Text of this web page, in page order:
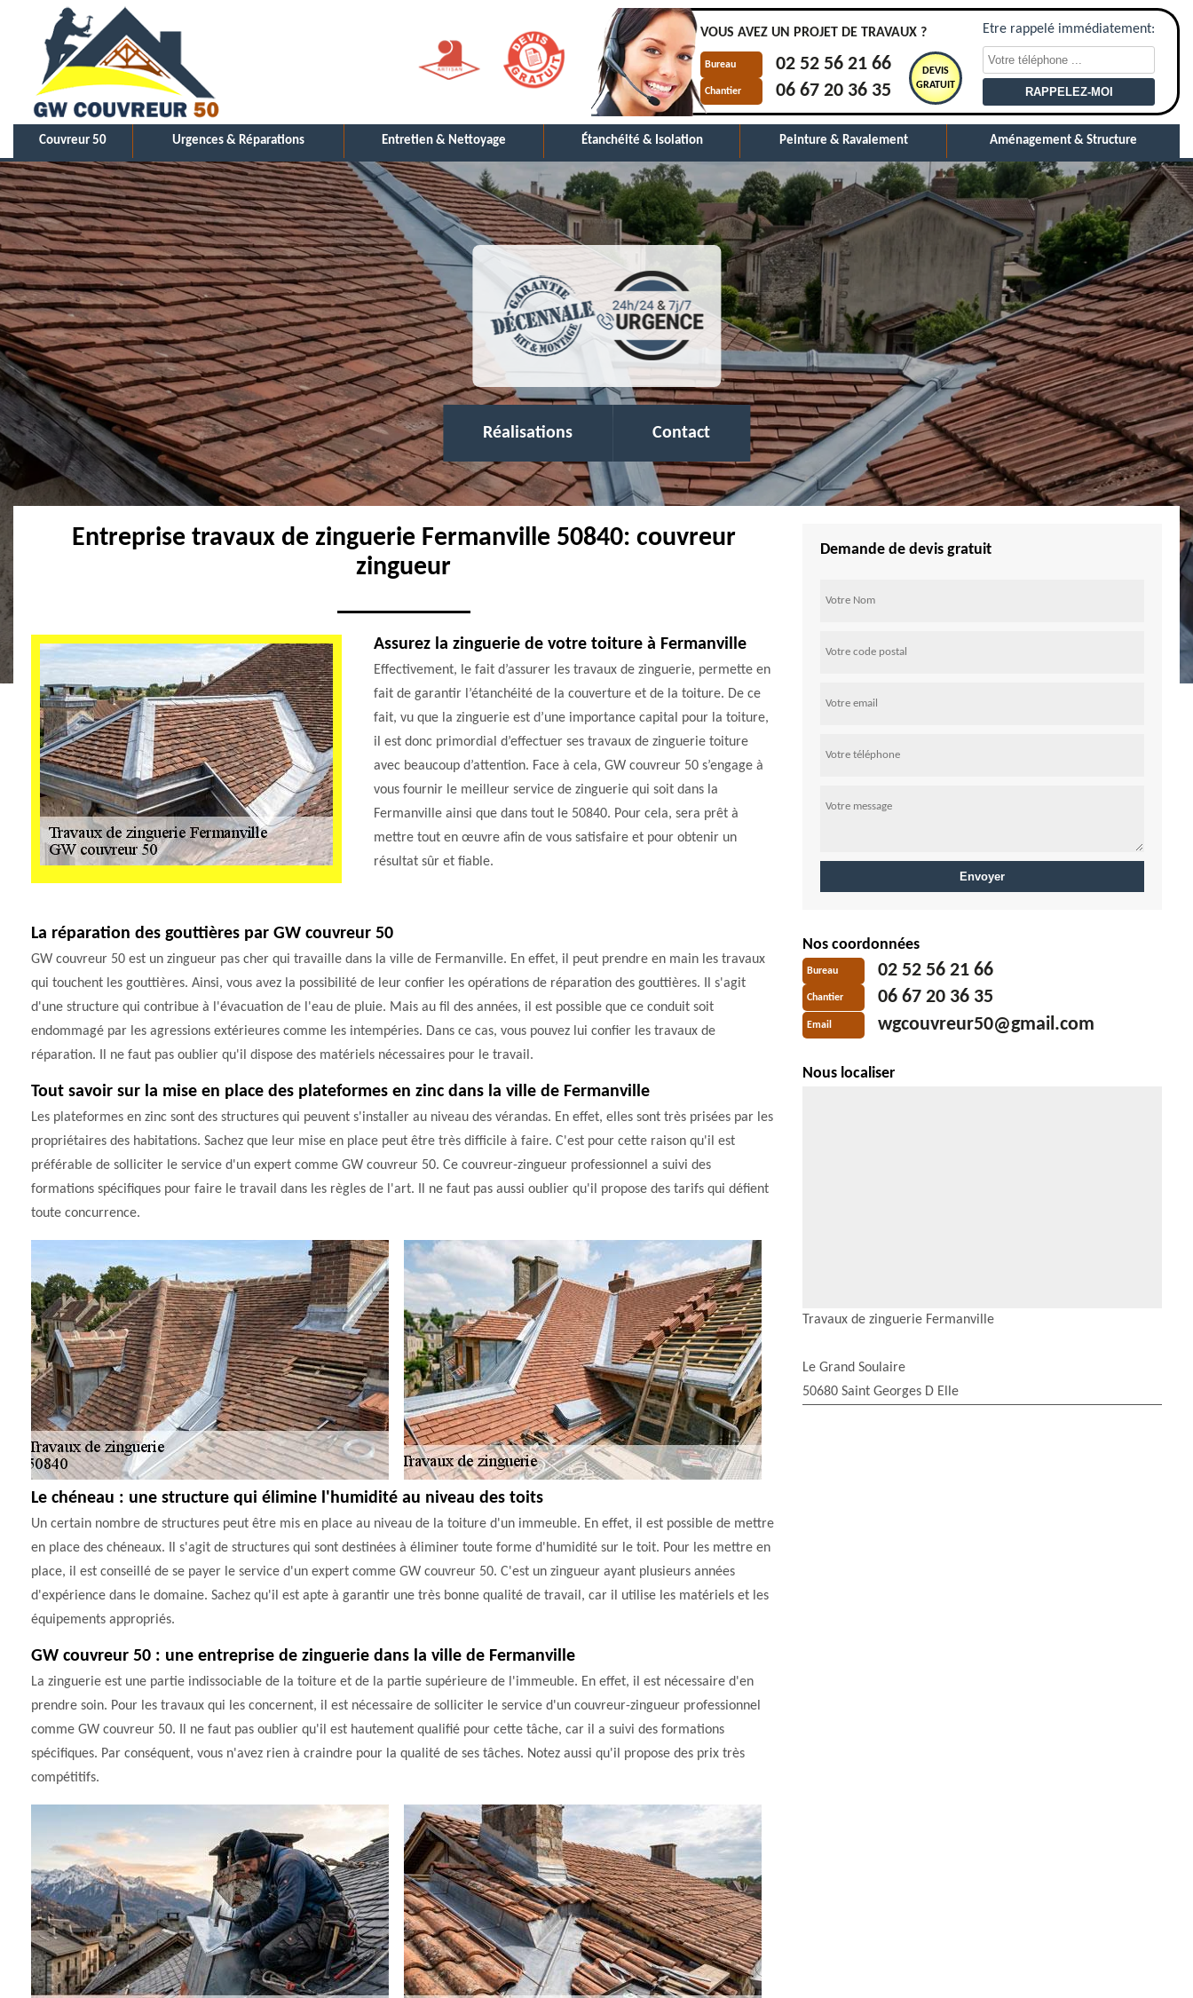
VOUS AVEZ UN PROJET DE TRAVAUX ?
Bureau 02 52 56 21 66
Chantier 06 67 20 36 35
DEVIS
GRATUIT
Etre rappelé immédiatement:
Couvreur 50 Urgences & Réparations Entretien & Nettoyage Étanchéité & Isolation Peinture & Ravalement Aménagement & Structure
Réalisations Contact
Entreprise travaux de zinguerie Fermanville 50840: couvreur
zingueur
Assurez la zinguerie de votre toiture à Fermanville
Effectivement, le fait d’assurer les travaux de zinguerie, permette en
fait de garantir l’étanchéité de la couverture et de la toiture. De ce
fait, vu que la zinguerie est d’une importance capital pour la toiture,
il est donc primordial d’effectuer ses travaux de zinguerie toiture
avec beaucoup d’attention. Face à cela, GW couvreur 50 s’engage à
vous fournir le meilleur service de zinguerie qui soit dans la
Fermanville ainsi que dans tout le 50840. Pour cela, sera prêt à
mettre tout en œuvre afin de vous satisfaire et pour obtenir un
résultat sûr et fiable.
La réparation des gouttières par GW couvreur 50
GW couvreur 50 est un zingueur pas cher qui travaille dans la ville de Fermanville. En effet, il peut prendre en main les travaux
qui touchent les gouttières. Ainsi, vous avez la possibilité de leur confier les opérations de réparation des gouttières. Il s'agit
d'une structure qui contribue à l'évacuation de l'eau de pluie. Mais au fil des années, il est possible que ce conduit soit
endommagé par les agressions extérieures comme les intempéries. Dans ce cas, vous pouvez lui confier les travaux de
réparation. Il ne faut pas oublier qu'il dispose des matériels nécessaires pour le travail.
Tout savoir sur la mise en place des plateformes en zinc dans la ville de Fermanville
Les plateformes en zinc sont des structures qui peuvent s'installer au niveau des vérandas. En effet, elles sont très prisées par les
propriétaires des habitations. Sachez que leur mise en place peut être très difficile à faire. C'est pour cette raison qu'il est
préférable de solliciter le service d'un expert comme GW couvreur 50. Ce couvreur-zingueur professionnel a suivi des
formations spécifiques pour faire le travail dans les règles de l'art. Il ne faut pas aussi oublier qu'il propose des tarifs qui défient
toute concurrence.
Le chéneau : une structure qui élimine l'humidité au niveau des toits
Un certain nombre de structures peut être mis en place au niveau de la toiture d'un immeuble. En effet, il est possible de mettre
en place des chéneaux. Il s'agit de structures qui sont destinées à éliminer toute forme d'humidité sur le toit. Pour les mettre en
place, il est conseillé de se payer le service d'un expert comme GW couvreur 50. C'est un zingueur ayant plusieurs années
d'expérience dans le domaine. Sachez qu'il est apte à garantir une très bonne qualité de travail, car il utilise les matériels et les
équipements appropriés.
GW couvreur 50 : une entreprise de zinguerie dans la ville de Fermanville
La zinguerie est une partie indissociable de la toiture et de la partie supérieure de l'immeuble. En effet, il est nécessaire d'en
prendre soin. Pour les travaux qui les concernent, il est nécessaire de solliciter le service d'un couvreur-zingueur professionnel
comme GW couvreur 50. Il ne faut pas oublier qu'il est hautement qualifié pour cette tâche, car il a suivi des formations
spécifiques. Par conséquent, vous n'avez rien à craindre pour la qualité de ses tâches. Notez aussi qu'il propose des prix très
compétitifs.
Demande de devis gratuit
Nos coordonnées
Bureau 02 52 56 21 66
Chantier 06 67 20 36 35
Email wgcouvreur50@gmail.com
Nous localiser
Travaux de zinguerie Fermanville
Le Grand Soulaire
50680 Saint Georges D Elle